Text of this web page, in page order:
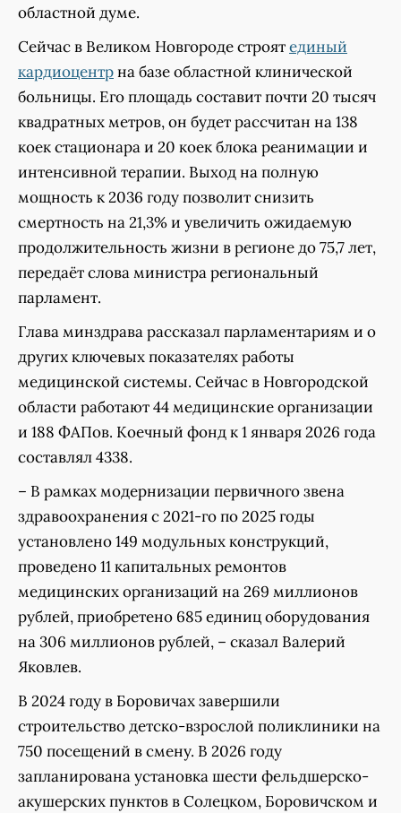
областной думе.
Сейчас в Великом Новгороде строятединый
кардиоцентрна базе областной клинической
больницы. Его площадь составит почти 20 тысяч
квадратных метров, он будет рассчитан на 138
коек стационара и 20 коек блока реанимации и
интенсивной терапии. Выход на полную
мощность к 2036 году позволит снизить
смертность на 21,3% и увеличить ожидаемую
продолжительность жизни в регионе до 75,7 лет,
передаёт слова министра региональный
парламент.
Глава минздрава рассказал парламентариям и о
других ключевых показателях работы
медицинской системы. Сейчас в Новгородской
области работают 44 медицинские организации
и 188 ФАПов. Коечный фонд к 1 января 2026 года
составлял 4338.
– В рамках модернизации первичного звена
здравоохранения с 2021-го по 2025 годы
установлено 149 модульных конструкций,
проведено 11 капитальных ремонтов
медицинских организаций на 269 миллионов
рублей, приобретено 685 единиц оборудования
на 306 миллионов рублей, – сказал Валерий
Яковлев.
В 2024 году в Боровичах завершили
строительство детско-взрослой поликлиники на
750 посещений в смену. В 2026 году
запланирована установка шести фельдшерско-
акушерских пунктов в Солецком, Боровичском и